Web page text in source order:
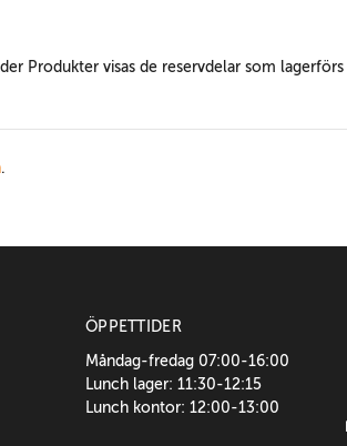
Produkter visas de reservdelar som lagerförs
.
ÖPPETTIDER
Måndag-fredag 07:00-16:00
Lunch lager: 11:30-12:15
Lunch kontor: 12:00-13:00